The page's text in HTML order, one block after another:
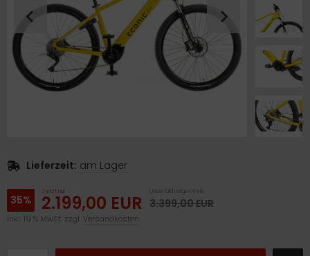
Lieferzeit: am Lager
Jetzt nur
2.199,00 EUR
Unser bisheriger Preis
3.399,00 EUR
35%
inkl. 19 % MwSt. zzgl. Versandkosten